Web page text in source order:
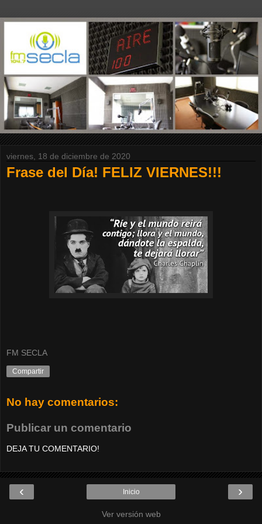
viernes, 18 de diciembre de 2020
Frase del Día! FELIZ VIERNES!!!
FM SECLA
Compartir
No hay comentarios:
Publicar un comentario
DEJA TU COMENTARIO!
‹ ›
Inicio
Ver versión web